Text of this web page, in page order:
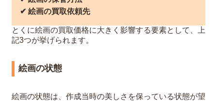
✔︎ 絵画の買取依頼先
とくに絵画の買取価格に大きく影響する要素として、上
記3つが挙げられます。
絵画の状態
絵画の状態は、作成当時の美しさを保っている状態が望